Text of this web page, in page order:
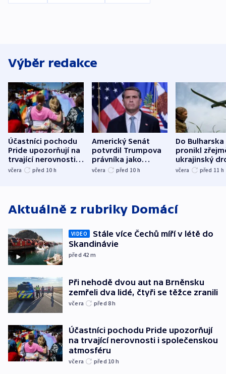
Výběr redakce
Účastníci pochodu
Pride upozorňují na
trvající nerovnosti i
společenskou
včera před 10 h
Americký Senát
potvrdil Trumpova
právníka jako
ministra
včera před 10 h
Do Bulharska
pronikl
ukrajinský
explodoval
včera před 11 h
Aktuálně z rubriky Domácí
VIDEO
Stále více Čechů míří v létě do
Skandinávie
před 42 m
Při nehodě dvou aut na Brněnsku
zemřeli dva lidé, čtyři se těžce zranili
včera před 8h
Účastníci pochodu Pride upozorňují
na trvající nerovnosti i společenskou
atmosféru
včera před 10 h